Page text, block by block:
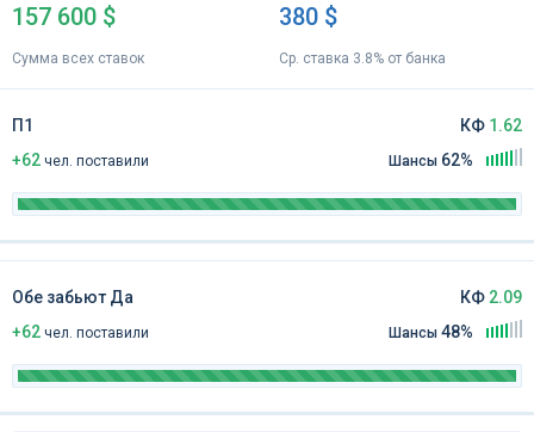
157 600 $
Сумма всех ставок
380 $
Ср. ставка 3.8% от банка
П1
+62 чел. поставили
КФ 1.62
Шансы 62%
Обе забьют Да
+62 чел. поставили
КФ 2.09
Шансы 48%